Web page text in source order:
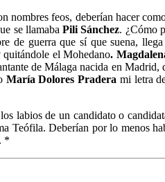
nombres feos, deberían hacer
se llamabaPili Sánchez. ¿Cómo
de guerra que sí que suena,
el Mohedano.
de Málaga nacida en
María Dolores Pradera mi letra
labios de un candidato o
Teófila. Deberían por lo menos
*